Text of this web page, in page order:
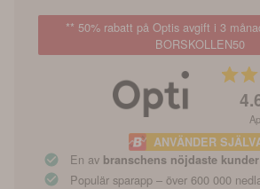
** 50% rabatt på Optis avgift i 3
BORSKOLLEN50
ANVÄNDER
En av branschens nöjdaste kunder
Populär sparapp – över 600 000